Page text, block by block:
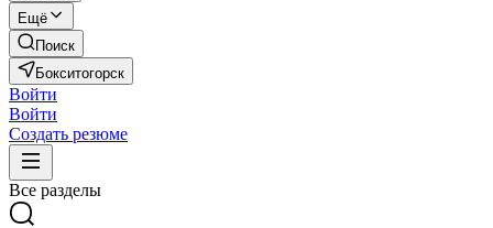
Ещё
Поиск
Бокситогорск
Войти
Войти
Создать резюме
Все разделы